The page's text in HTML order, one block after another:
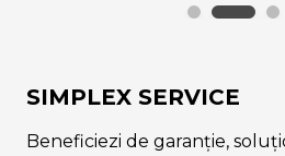
SIMPLEX SERVICE
Beneficiezi de garanție,